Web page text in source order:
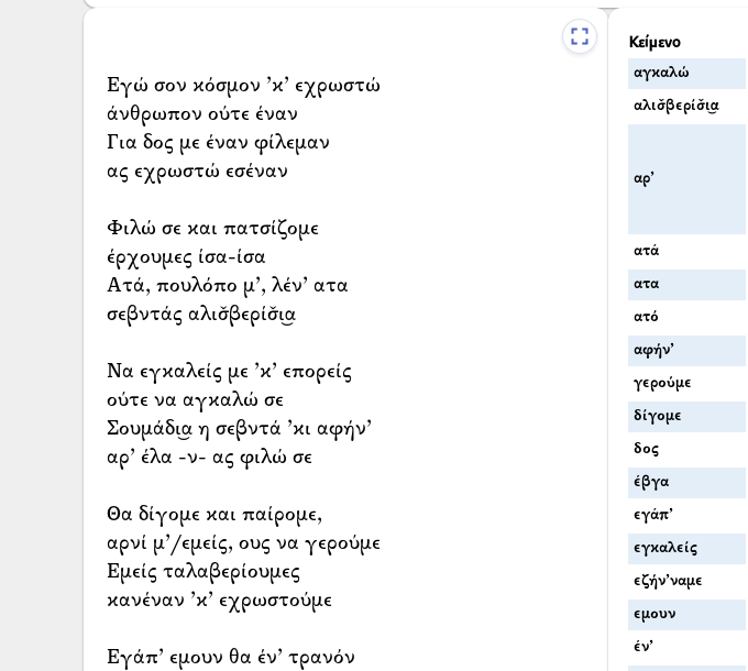
Εγώ σον κόσμον ’κ’ εχρωστώ
άνθρωπον ούτε έναν
Για δος με έναν φίλεμαν
ας εχρωστώ εσέναν
Φιλώ σε και πατσίζομε
έρχουμες ίσα-ίσα
Ατά, πουλόπο μ’, λέν’ ατα
σεβντάς αλισ̌βερίσ̌ι͜α
Να εγκαλείς με ’κ’ επορείς
ούτε να αγκαλώ σε
Σουμάδι͜α η σεβντά ’κι αφήν’
αρ’ έλα -ν- ας φιλώ σε
Θα δίγομε και παίρομε,
αρνί μ’/εμείς, ους να γερούμε
Εμείς ταλαβερίουμες
κανέναν ’κ’ εχρωστούμε
Εγάπ’ εμουν θα έν’ τρανόν
Κείμενο
αγκαλώ
αλισ̌βερίσ̌ι͜α
αρ’
ατά
ατα
ατό
αφήν’
γερούμε
δίγομε
δος
έβγα
εγάπ’
εγκαλείς
εζήν’ναμε
εμουν
έν’